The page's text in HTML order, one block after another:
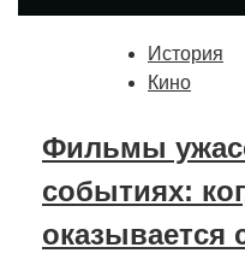
История
Кино
Фильмы
событиях:
оказывается